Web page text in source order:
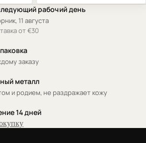
рабочий день
11 августа
от €30
заказу
металл
и родием, не раздражает кожу
14 дней